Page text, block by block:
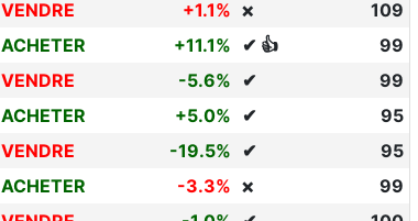
VENDRE +1.1% ❌
109
ACHETER +11.1% ✔ 👍
99
VENDRE -5.6% ✔
99
ACHETER +5.0% ✔
95
VENDRE -19.5% ✔
95
ACHETER -3.3% ❌
99